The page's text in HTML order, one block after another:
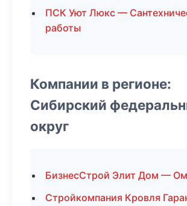
ПСК Уют Люкс —
работы
Компании в регионе:
Сибирский
округ
БизнесСтрой Элит Дом —
Стройкомпания Кровля